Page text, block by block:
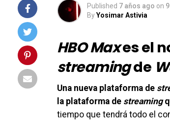
Published 7 años ago on
ByYosimar Astivia
HBO Maxes el
streamingde
Una nueva plataforma de
la plataforma de streaming
tiempo que tendrá todo el